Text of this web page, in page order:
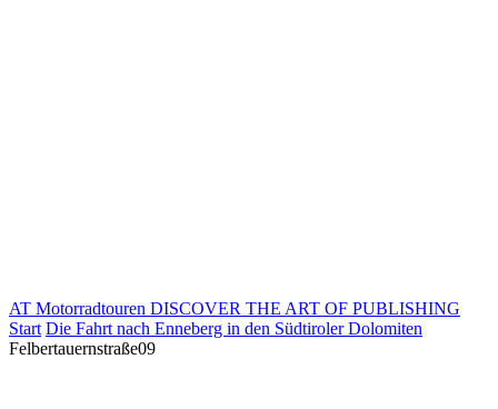
AT Motorradtouren DISCOVER THE ART OF PUBLISHING
Start Die Fahrt nach Enneberg in den Südtiroler Dolomiten
Felbertauernstraße09